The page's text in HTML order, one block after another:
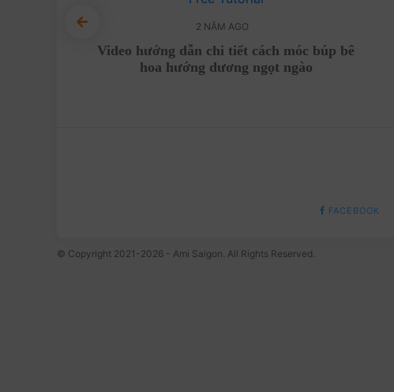
2 NĂM AGO
Video hướng dẫn chi tiết cách móc búp bê
hoa hướng dương ngọt ngào
FACEBOOK
© Copyright 2021-2026 - Ami Saigon. All Rights Reserved.